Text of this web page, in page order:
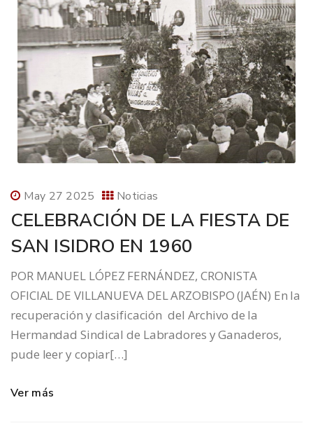
May 27 2025 Noticias
CELEBRACIÓN DE LA FIESTA DE
SAN ISIDRO EN 1960
POR MANUEL LÓPEZ FERNÁNDEZ, CRONISTA
OFICIAL DE VILLANUEVA DEL ARZOBISPO (JAÉN) En la
recuperación y clasificación del Archivo de la
Hermandad Sindical de Labradores y Ganaderos,
pude leer y copiar[…]
Ver más